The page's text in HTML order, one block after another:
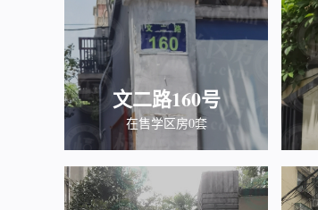
文二路160号
在售学区房0套